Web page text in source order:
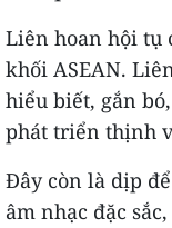
Liên hoan hội tụ
khối ASEAN.
hiểu biết, gắn
phát triển thịnh
Đây còn là dịp
âm nhạc đặc